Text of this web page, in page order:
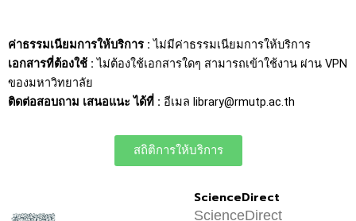
ค่าธรรมเนียมการให้บริการ : ไม่มีค่าธรรมเนียมการให้บริการ
เอกสารที่ต้องใช้ : ไม่ต้องใช้เอกสารใดๆ สามารถเข้าใช้งาน ผ่าน VPN
ของมหาวิทยาลัย
ติดต่อสอบถาม เสนอแนะ ได้ที่ : อีเมล library@rmutp.ac.th
สถิติการให้บริการ
ScienceDirect
ScienceDirect